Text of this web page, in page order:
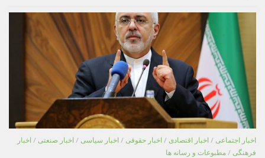
اخبار اجتماعی / اخبار اقتصادی / اخبار حقوقی / اخبار سیاسی / اخبار صنعتی / اخبار
فرهنگی / مطبوعات و رسانه ها